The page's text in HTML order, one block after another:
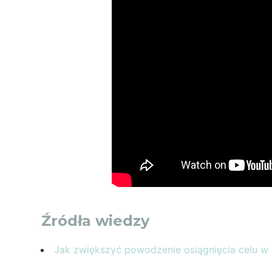
Źródła wiedzy
Jak zwiększyć powodzenie osiągnięcia celu w